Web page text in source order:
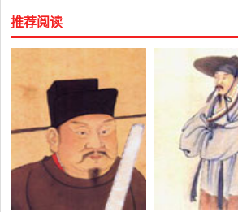
推荐阅读